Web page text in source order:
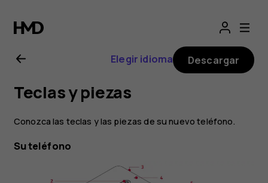
Guía
del
usuario
de
Nokia
Elegir idioma Descargar
Teclas y piezas
Conozca las teclas y las piezas de su nuevo teléfono.
Su teléfono